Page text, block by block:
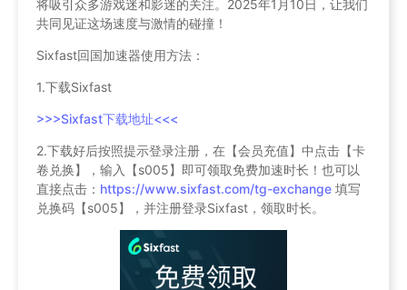
将吸引众多游戏迷和影迷的关注。2025年1月10日，让我们
共同见证这场速度与激情的碰撞！
Sixfast回国加速器使用方法：
1.下载Sixfast
>>>Sixfast下载地址<<<
2.下载好后按照提示登录注册，在【会员充值】中点击【卡
卷兑换】，输入【s005】即可领取免费加速时长！也可以
直接点击： https://www.sixfast.com/tg-exchange 填写
兑换码【s005】，并注册登录Sixfast，领取时长。